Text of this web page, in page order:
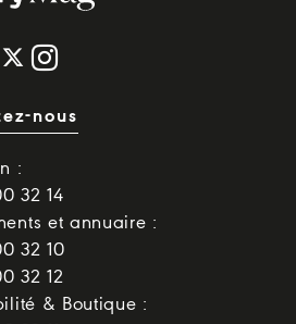
nous
:
32 14
et annuaire :
32 10
32 12
& Boutique :